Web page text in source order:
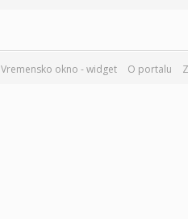
Vremensko okno - widget O portalu